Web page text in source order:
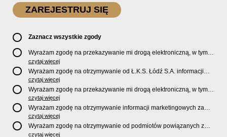
Zaznacz wszystkie zgody
Wyrażam zgodę na przekazywanie mi drogą elektroniczną, w tym
pocztą e-mail, oficjalnego newslettera oraz informacji o zniżkach,
promocjach, nowościach, biletach, karnetach, ofercie sklepu U2
Store oraz serwisu bilety.lkslodz.pl i innych produktach oraz
usługach oferowanych przez Ł.K.S. Łódź S.A.
czytaj więcej
Wyrażam zgodę na otrzymywanie od Ł.K.S. Łódź S.A. informacji
marketingowych dotyczących działalności spółki, ofert, wydarzeń i
produktów za pośrednictwem wiadomości SMS oraz połączeń
telefonicznych.
czytaj więcej
Wyrażam zgodę na przekazywanie mi drogą elektroniczną, w tym
pocztą e-mail, informacji handlowych i marketingowych o
produktach, usługach i działalnościSponsorów i PartnerówŁ.K.S.
Łódź S.A.
czytaj więcej
Wyrażam zgodę na otrzymywanie informacji marketingowych za
pośrednictwem wiadomości SMS oraz połączeń telefonicznych
odSponsorów i PartnerówŁ.K.S. Łódź S.A.
czytaj więcej
Wyrażam zgodę na otrzymywanie od podmiotów powiązanych z
Ł.K.S. Łódź S.A., tj. Fundacji ŁKS oraz Sport Catering sp. z
czytaj więcej